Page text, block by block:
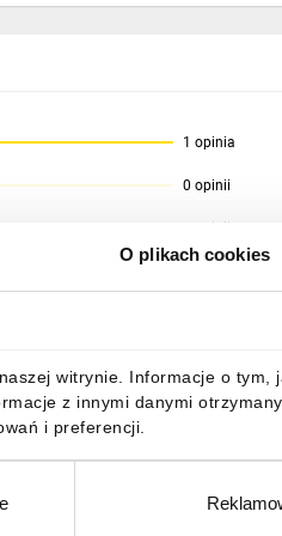
O plikach cookies
witrynie. Informacje o tym,
z innymi danymi
i preferencji.
1 opinia
0 opinii